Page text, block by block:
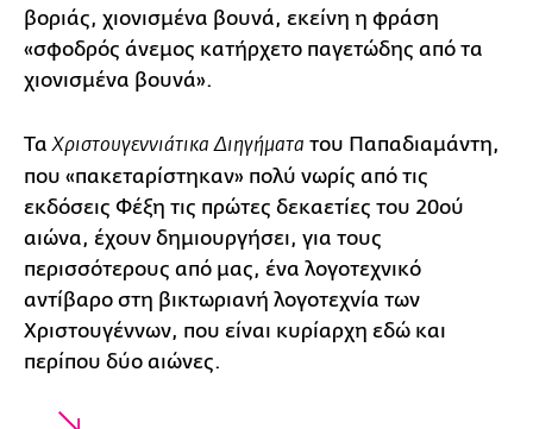
βοριάς, χιονισμένα βουνά, εκείνη η φράση
«σφοδρός άνεμος κατήρχετο παγετώδης από τα
χιονισμένα βουνά».
ΤαΧριστουγεννιάτικα Διηγήματα του Παπαδιαμάντη,
που «πακεταρίστηκαν» πολύ νωρίς από τις
εκδόσεις Φέξη τις πρώτες δεκαετίες του 20ού
αιώνα, έχουν δημιουργήσει, για τους
περισσότερους από μας, ένα λογοτεχνικό
αντίβαρο στη βικτωριανή λογοτεχνία των
Χριστουγέννων, που είναι κυρίαρχη εδώ και
περίπου δύο αιώνες.